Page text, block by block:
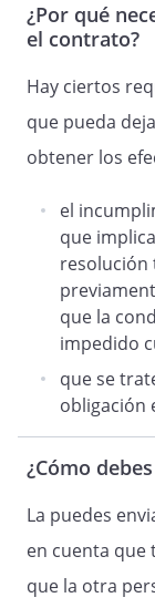
¿Por qué
el contrato?
Hay ciertos
que pueda
obtener los
el
que
resolución
que la
impedido
que se
obligación
¿Cómo
La puedes
en cuenta que
que la otra